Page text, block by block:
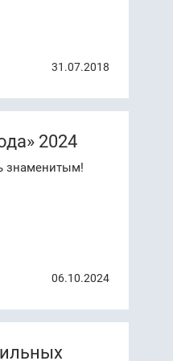
31.07.2018
2024
знаменитым!
06.10.2024